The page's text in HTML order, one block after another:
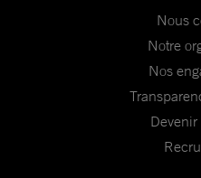
Nous
Notre
Nos